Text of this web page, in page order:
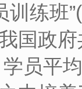
训练班
国政
员平